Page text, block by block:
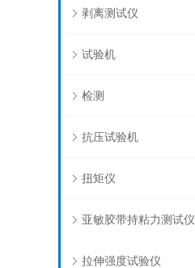
剥离测试仪
试验机
检测
抗压试验机
扭矩仪
亚敏胶带持粘力测试仪
拉伸强度试验仪